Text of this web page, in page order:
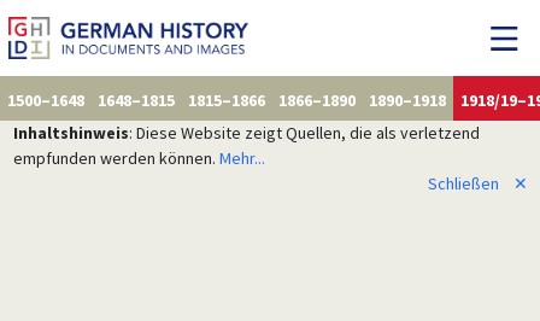
1500–1648 1648–1815 1815–1866 1866–1890 1890–1918
1918/
Inhaltshinweis: Diese Website zeigt Quellen, die als verletzend
empfunden werden können. Mehr...
Schließen
✕